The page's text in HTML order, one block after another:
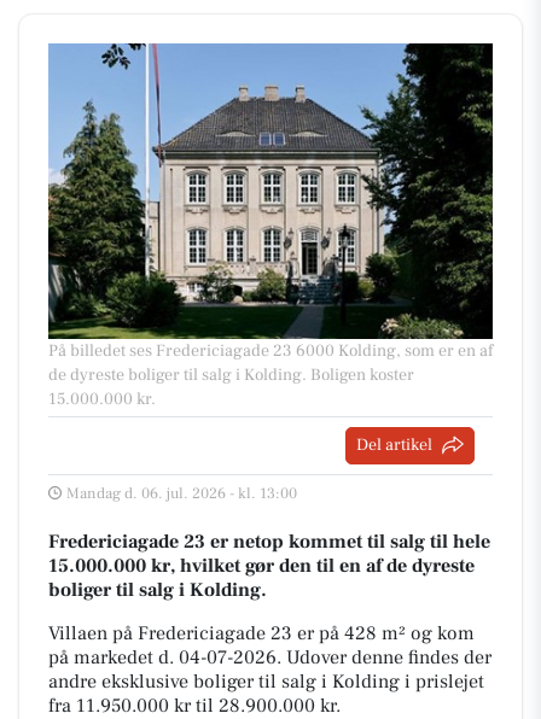
På billedet ses Fredericiagade 23 6000 Kolding, som er en af
de dyreste boliger til salg i Kolding. Boligen koster
15.000.000 kr.
Del artikel
Mandag d. 06. jul. 2026 - kl. 13:00
Fredericiagade 23 er netop kommet til salg til hele
15.000.000 kr, hvilket gør den til en af de dyreste
boliger til salg i Kolding.
Villaen på Fredericiagade 23 er på 428 m² og kom
på markedet d. 04-07-2026. Udover denne findes der
andre eksklusive boliger til salg i Kolding i prislejet
fra 11.950.000 kr til 28.900.000 kr.